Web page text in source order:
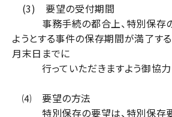
(3) 要望の受付期間
事務手続の都合上、特別保存の
ようとする事件の保存期間が満了す
月末日までに
行っていただきますよう御協力
⑷ 要望の方法
特別保存の要望は、 特別保存